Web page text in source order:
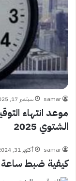
samar سبتمبر 17, 2025
موعد انتهاء
الشتوي 2025
samar أكتوبر 31, 2024
كيفية ضبط ساعة